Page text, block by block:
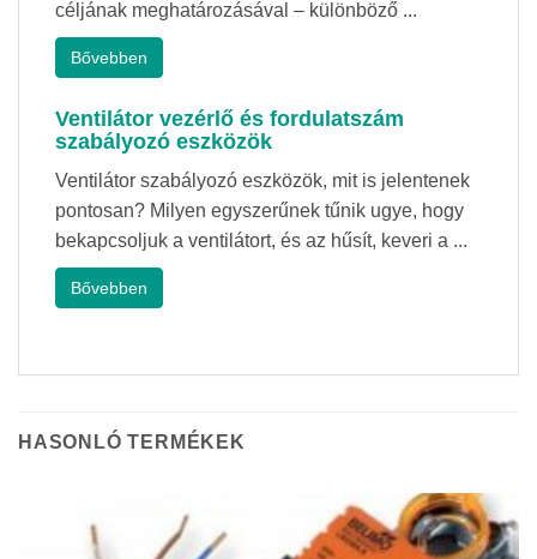
céljának meghatározásával – különböző ...
Bővebben
Ventilátor vezérlő és fordulatszám
szabályozó eszközök
Ventilátor szabályozó eszközök, mit is jelentenek
pontosan? Milyen egyszerűnek tűnik ugye, hogy
bekapcsoljuk a ventilátort, és az hűsít, keveri a ...
Bővebben
HASONLÓ TERMÉKEK